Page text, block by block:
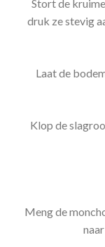
Stort de
druk ze stevig
Laat de
Klop de
Meng de